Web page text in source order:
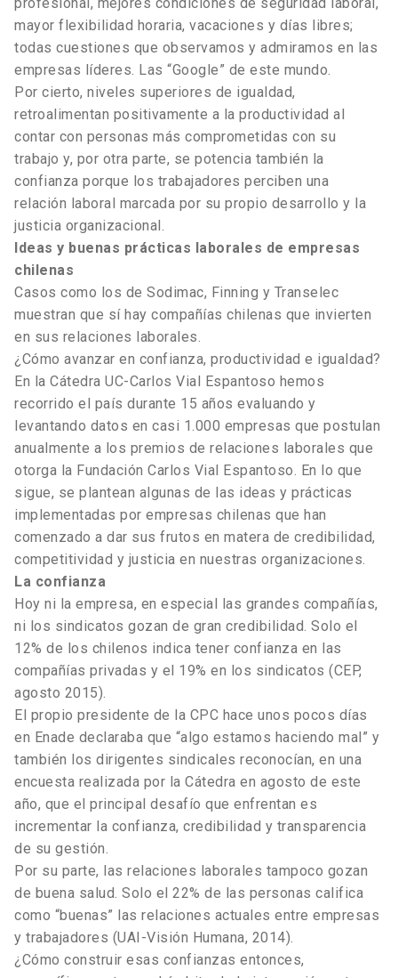
profesional, mejores condiciones de seguridad laboral,
mayor flexibilidad horaria, vacaciones y días libres;
todas cuestiones que observamos y admiramos en las
empresas líderes. Las “Google” de este mundo.
Por cierto, niveles superiores de igualdad,
retroalimentan positivamente a la productividad al
contar con personas más comprometidas con su
trabajo y, por otra parte, se potencia también la
confianza porque los trabajadores perciben una
relación laboral marcada por su propio desarrollo y la
justicia organizacional.
Ideas y buenas prácticas laborales de empresas
chilenas
Casos como los de Sodimac, Finning y Transelec
muestran que sí hay compañías chilenas que invierten
en sus relaciones laborales.
¿Cómo avanzar en confianza, productividad e igualdad?
En la Cátedra UC-Carlos Vial Espantoso hemos
recorrido el país durante 15 años evaluando y
levantando datos en casi 1.000 empresas que postulan
anualmente a los premios de relaciones laborales que
otorga la Fundación Carlos Vial Espantoso. En lo que
sigue, se plantean algunas de las ideas y prácticas
implementadas por empresas chilenas que han
comenzado a dar sus frutos en matera de credibilidad,
competitividad y justicia en nuestras organizaciones.
La confianza
Hoy ni la empresa, en especial las grandes compañías,
ni los sindicatos gozan de gran credibilidad. Solo el
12% de los chilenos indica tener confianza en las
compañías privadas y el 19% en los sindicatos (CEP,
agosto 2015).
El propio presidente de la CPC hace unos pocos días
en Enade declaraba que “algo estamos haciendo mal” y
también los dirigentes sindicales reconocían, en una
encuesta realizada por la Cátedra en agosto de este
año, que el principal desafío que enfrentan es
incrementar la confianza, credibilidad y transparencia
de su gestión.
Por su parte, las relaciones laborales tampoco gozan
de buena salud. Solo el 22% de las personas califica
como “buenas” las relaciones actuales entre empresas
y trabajadores (UAI-Visión Humana, 2014).
¿Cómo construir esas confianzas entonces,